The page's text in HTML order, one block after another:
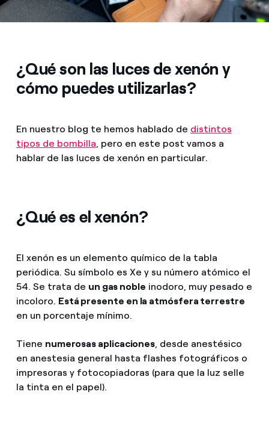
¿Qué son las luces de xenón y
cómo puedes utilizarlas?
En nuestro blog te hemos hablado de distintos
tipos de bombilla, pero en este post vamos a
hablar de las luces de xenón en particular.
¿Qué es el xenón?
El xenón es un elemento químico de la tabla
periódica. Su símbolo es Xe y su número atómico el
54. Se trata de un gas noble inodoro, muy pesado e
incoloro. Está presente en la atmósfera terrestre
en un porcentaje mínimo.
Tiene numerosas aplicaciones, desde anestésico
en anestesia general hasta flashes fotográficos o
impresoras y fotocopiadoras (para que la luz selle
la tinta en el papel).